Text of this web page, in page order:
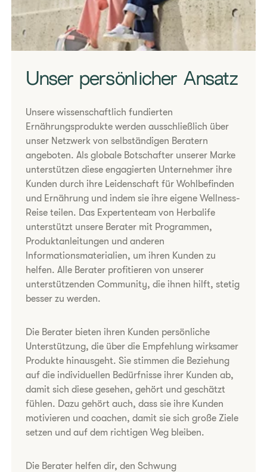
Unser persönlicher Ansatz
Unsere wissenschaftlich fundierten
Ernährungsprodukte werden ausschließlich über
unser Netzwerk von selbständigen Beratern
angeboten. Als globale Botschafter unserer Marke
unterstützen diese engagierten Unternehmer ihre
Kunden durch ihre Leidenschaft für Wohlbefinden
und Ernährung und indem sie ihre eigene Wellness-
Reise teilen. Das Expertenteam von Herbalife
unterstützt unsere Berater mit Programmen,
Produktanleitungen und anderen
Informationsmaterialien, um ihren Kunden zu
helfen. Alle Berater profitieren von unserer
unterstützenden Community, die ihnen hilft, stetig
besser zu werden.
Die Berater bieten ihren Kunden persönliche
Unterstützung, die über die Empfehlung wirksamer
Produkte hinausgeht. Sie stimmen die Beziehung
auf die individuellen Bedürfnisse ihrer Kunden ab,
damit sich diese gesehen, gehört und geschätzt
fühlen. Dazu gehört auch, dass sie ihre Kunden
motivieren und coachen, damit sie sich große Ziele
setzen und auf dem richtigen Weg bleiben.
Die Berater helfen dir, den Schwung